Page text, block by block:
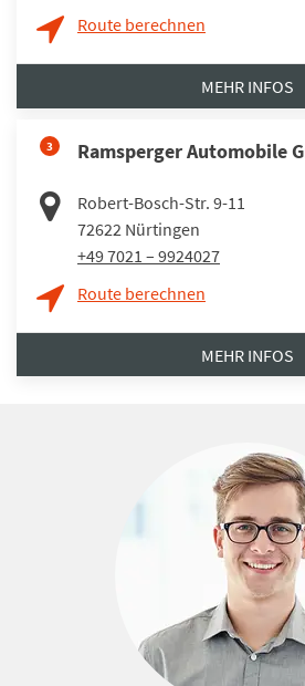
Route berechnen
MEHR INFOS
3 Ramsperger Automobile
Robert-Bosch-Str. 9-11
72622 Nürtingen
+49 7021 – 9924027
Route berechnen
MEHR INFOS